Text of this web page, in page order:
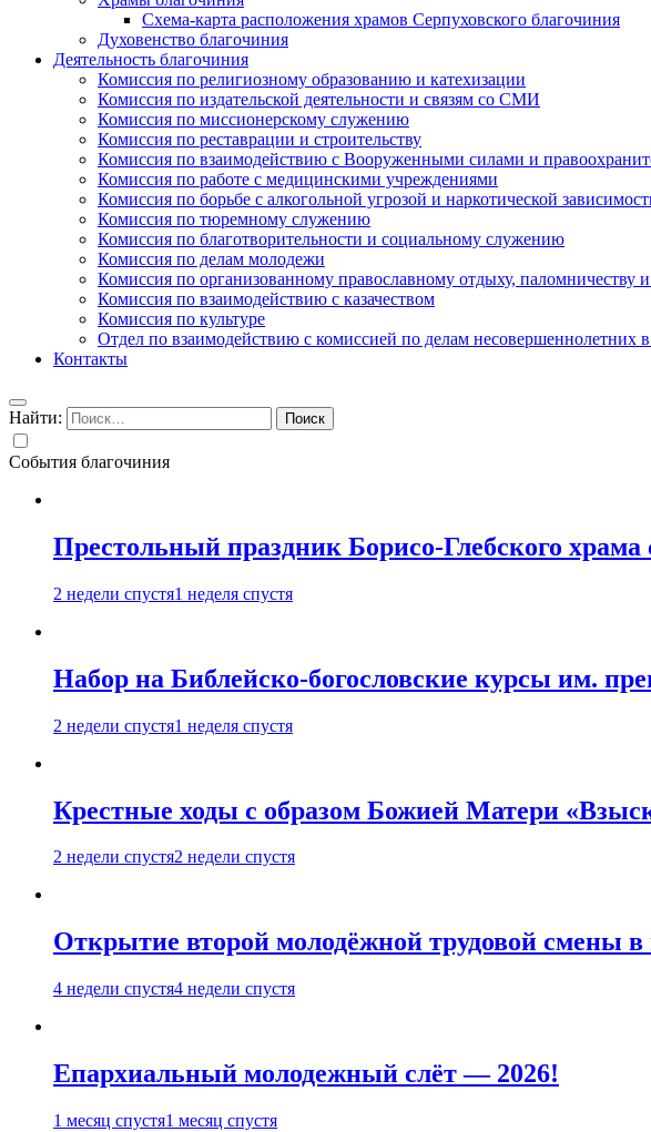
Схема-карта расположения храмов Серпуховского благочиния
Духовенство благочиния
Деятельность благочиния
Комиссия по религиозному образованию и катехизации
Комиссия по издательской деятельности и связям со СМИ
Комиссия по миссионерскому служению
Комиссия по реставрации и строительству
Комиссия по взаимодействию с Вооруженными силами и
Комиссия по работе с медицинскими учреждениями
Комиссия по борьбе с алкогольной угрозой и наркотической
Комиссия по тюремному служению
Комиссия по благотворительности и социальному служению
Комиссия по делам молодежи
Комиссия по организованному православному отдыху, паломничеству и
Комиссия по взаимодействию с казачеством
Комиссия по культуре
Отдел по взаимодействию с комиссией по делам несовершеннолетних
Контакты
Найти:
События благочиния
Престольный праздник Борисо-Глебского храма
2 недели спустя1 неделя спустя
Набор на Библейско-богословские курсы им.
2 недели спустя1 неделя спустя
Крестные ходы с образом Божией Матери
2 недели спустя2 недели спустя
Открытие второй молодёжной трудовой смены в
4 недели спустя4 недели спустя
Епархиальный молодежный слёт — 2026!
1 месяц спустя1 месяц спустя